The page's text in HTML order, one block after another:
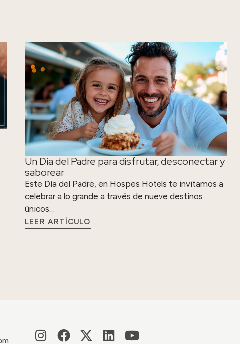
Un Día del Padre para disfrutar, desconectar y
saborear
Este Día del Padre, en Hospes Hotels te invitamos a
celebrar a lo grande a través de nueve destinos
únicos…
LEER ARTÍCULO